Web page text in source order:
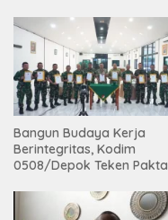
Bangun Budaya Kerja
Berintegritas, Kodim
0508/Depok Teken Pakta